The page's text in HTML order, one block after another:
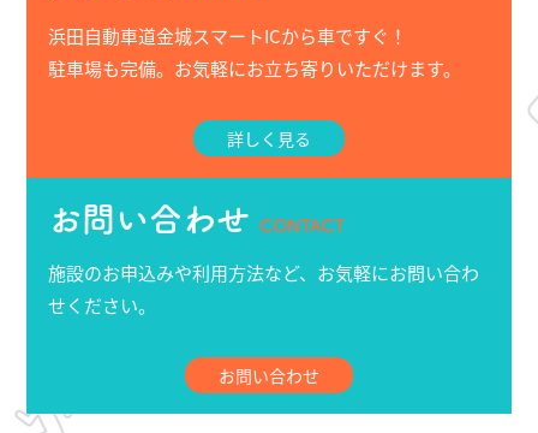
浜田自動車道金城スマートICから車ですぐ！
駐車場も完備。お気軽にお立ち寄りいただけます。
詳しく見る
お問い合わせCONTACT
施設のお申込みや利用方法など、お気軽にお問い合わ
せください。
お問い合わせ